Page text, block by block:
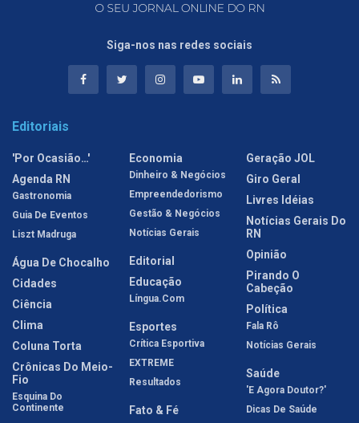
Siga-nos nas redes sociais
Editoriais
'Por Ocasião…'
Agenda RN
Gastronomia
Guia De Eventos
Liszt Madruga
Água De Chocalho
Cidades
Ciência
Clima
Coluna Torta
Crônicas Do Meio-
Fio
Esquina Do
Continente
Economia
Dinheiro & Negócios
Empreendedorismo
Gestão & Negócios
Notícias Gerais
Editorial
Educação
Língua.com
Esportes
Crítica Esportiva
EXTREME
Resultados
Fato & Fé
Geração JOL
Giro Geral
Livres Idéias
Notícias Gerais Do
RN
Opinião
Pirando O
Cabeção
Política
Fala Rô
Notícias Gerais
Saúde
'E Agora Doutor?'
Dicas De Saúde